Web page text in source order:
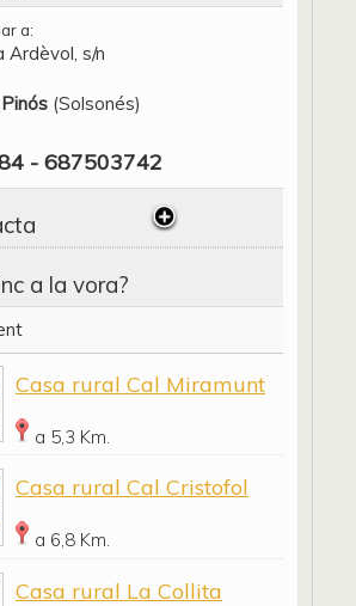
a:
Ardèvol, s/n
(Solsonés)
- 687503742
a la vora?
Casa rural Cal Miramunt
a 5,3 Km.
Casa rural Cal Cristofol
a 6,8 Km.
Casa rural La Collita